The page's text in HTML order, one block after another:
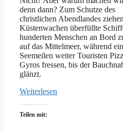
denn dann? Zum Schutze des
christlichen Abendlandes ziehen
Küstenwachen überfüllte
hunderten Menschen an Bord
auf das Mittelmeer, während
Seemeilen weiter Touristen
Gyros fressen, bis der
glänzt.
Weiterlesen
Teilen mit: